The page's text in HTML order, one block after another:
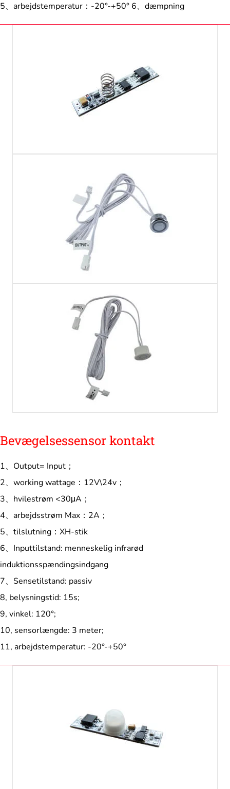
5、arbejdstemperatur：-20°-+50° 6、dæmpning
Bevægelsessensor kontakt
1、Output= Input；
2、working wattage：12V\24v；
3、hvilestrøm <30μA；
4、arbejdsstrøm Max：2A；
5、tilslutning：XH-stik
6、Inputtilstand: menneskelig infrarød
induktionsspændingsindgang
7、Sensetilstand: passiv
8, belysningstid: 15s;
9, vinkel: 120°;
10, sensorlængde: 3 meter;
11, arbejdstemperatur: -20°-+50°